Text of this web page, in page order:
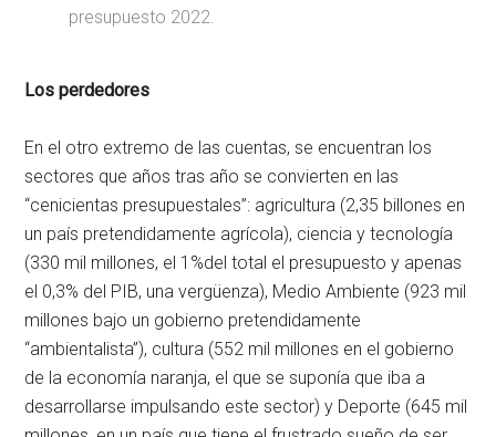
presupuesto 2022.
Los perdedores
En el otro extremo de las cuentas, se encuentran los
sectores que años tras año se convierten en las
“cenicientas presupuestales”: agricultura (2,35 billones en
un país pretendidamente agrícola), ciencia y tecnología
(330 mil millones, el 1%del total el presupuesto y apenas
el 0,3% del PIB, una vergüenza), Medio Ambiente (923 mil
millones bajo un gobierno pretendidamente
“ambientalista”), cultura (552 mil millones en el gobierno
de la economía naranja, el que se suponía que iba a
desarrollarse impulsando este sector) y Deporte (645 mil